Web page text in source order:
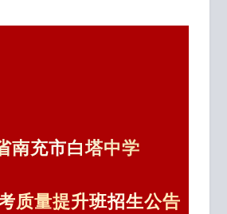
南充市白塔中学
质量提升班招生公告